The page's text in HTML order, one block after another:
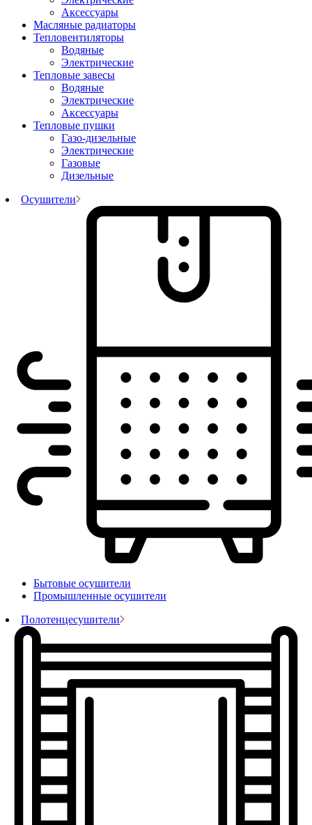
Аксессуары
Масляные радиаторы
Тепловентиляторы
Водяные
Электрические
Тепловые завесы
Водяные
Электрические
Аксессуары
Тепловые пушки
Газо-дизельные
Электрические
Газовые
Дизельные
Осушители
Бытовые осушители
Промышленные осушители
Полотенцесушители